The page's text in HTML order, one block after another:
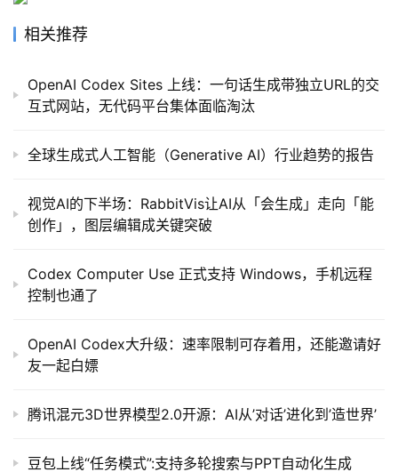
相关推荐
OpenAI Codex Sites 上线：一句话生成带独立URL的交
互式网站，无代码平台集体面临淘汰
全球生成式人工智能（Generative AI）行业趋势的报告
视觉AI的下半场：RabbitVis让AI从「会生成」走向「能
创作」，图层编辑成关键突破
Codex Computer Use 正式支持 Windows，手机远程
控制也通了
OpenAI Codex大升级：速率限制可存着用，还能邀请好
友一起白嫖
腾讯混元3D世界模型2.0开源：AI从’对话’进化到’造世界’
豆包上线“任务模式”:支持多轮搜索与PPT自动化生成